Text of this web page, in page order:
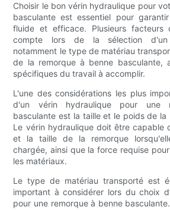
Choisir le bon vérin hydraulique pour
basculante est essentiel pour
fluide et efficace. Plusieurs facteurs
compte lors de la sélection d'un
notamment le type de matériau
de la remorque à benne basculante,
spécifiques du travail à accomplir.
L'une des considérations les plus
d'un vérin hydraulique pour une
basculante est la taille et le poids de la
Le vérin hydraulique doit être capable
et la taille de la remorque
chargée, ainsi que la force requise
les matériaux.
Le type de matériau transporté est
important à considérer lors du choix
pour une remorque à benne